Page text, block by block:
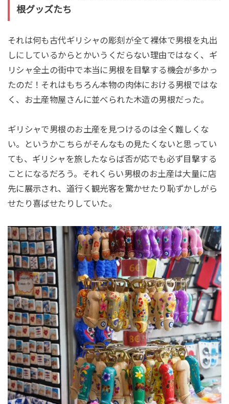
根グッズたち
それは何も古代ギリシャの彫刻が全て裸体で男根を丸出
しにしているからとかいうくだらない理由ではなく、ギ
リシャ全土の街中で本当に男根を目撃する機会が多かっ
たのだ！それはもちろん本物の肉体における男根ではな
く、お土産物屋さんに並べられた木造の男根だった。
ギリシャで男根のお土産を見つけるのは全く難しくな
い。というかこちらがそんなもの見たくないと思ってい
ても、ギリシャを旅したならば否が応でも必ず目撃する
ことになるだろう。それくらい男根のお土産は大量に店
先に展示され、道行く観光客を驚かせたり恥ずかしがら
せたり喜ばせたりしていた。